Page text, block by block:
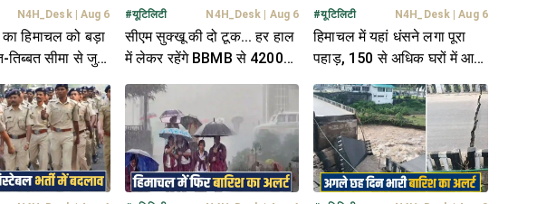
N4H_Desk| Aug 6
का हिमाचल को बड़ा
तिब्बत सीमा से जुड़े
की बदलेगी तस्वीर
#यूटिलिटी N4H_Desk Aug 6
सीएम सुक्खू की दो टूक... हर हाल
में लेकर रहेंगे BBMB से 4200
करोड़ और चंडीगढ़ में अपना
हिस्सा
#यूटिलिटी N4H_Desk Aug 6
हिमाचल में यहां धंसने लगा पूरा
पहाड़, 150 से अधिक घरों में आई
दरारें, डर के साये में ग्रामीण